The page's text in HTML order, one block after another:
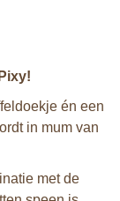
én een
in mum van
met de